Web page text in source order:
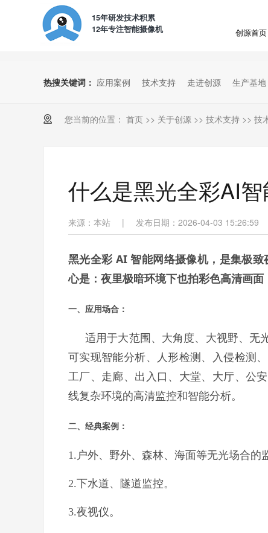
15年研发技术积累
12年专注智能摄像机
创源首页
热搜关键词： 应用案例 技术支持 走进创源 生产基地
您当前的位置： 首页 >> 关于创源 >> 技术支持 >> 技
什么是黑光全彩AI
来源：本站 | 发布日期：2026-04-03 15:26:59
黑光全彩 AI 智能网络摄像机，是集极
心是：夜里极暗环境下也拍彩色高清画面
一、应用场合：
适用于大范围、大角度、大视野、无
可实现智能分析、人形检测、入侵检测
工厂、走廊、出入口、大堂、大厅、公
线复杂环境的高清监控和智能分析。
二、经典案例：
1.户外、野外、森林、海面等无光场合的
2.下水道、隧道监控。
3.夜视仪。